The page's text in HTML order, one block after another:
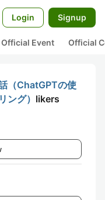
Login Signup
Official Event Official
（ChatGPTの使
ング） likers